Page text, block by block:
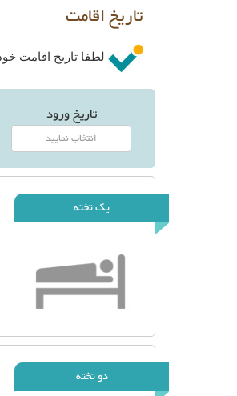
تاریخ اقامت
لطفا تاریخ اقامت
تاریخ ورود
یک تخته
دو تخته